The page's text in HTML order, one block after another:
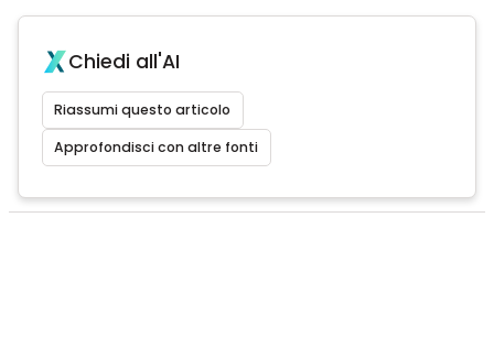
Chiedi all'AI
Riassumi questo articolo
Approfondisci con altre fonti